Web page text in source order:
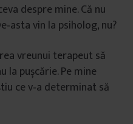
despre mine. Că nu
vin la psiholog, nu?
vreunui terapeut să
la pușcărie. Pe mine
ce v‑a determinat să